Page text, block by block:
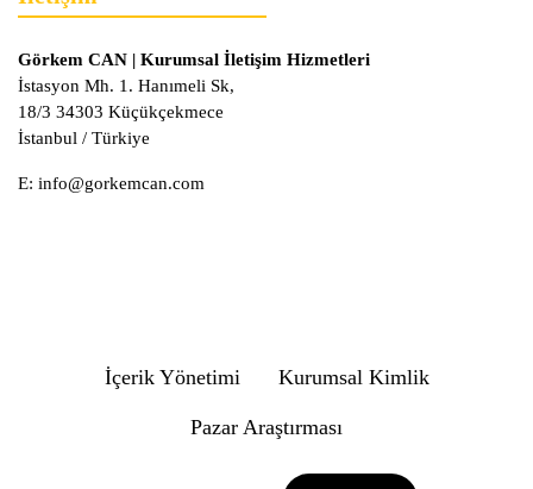
Görkem CAN | Kurumsal İletişim Hizmetleri
İstasyon Mh. 1. Hanımeli Sk,
18/3 34303 Küçükçekmece
İstanbul / Türkiye
E: info@gorkemcan.com
İçerik Yönetimi Kurumsal Kimlik
Pazar Araştırması